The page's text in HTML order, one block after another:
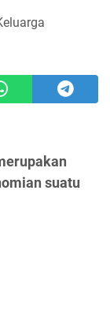
suatu